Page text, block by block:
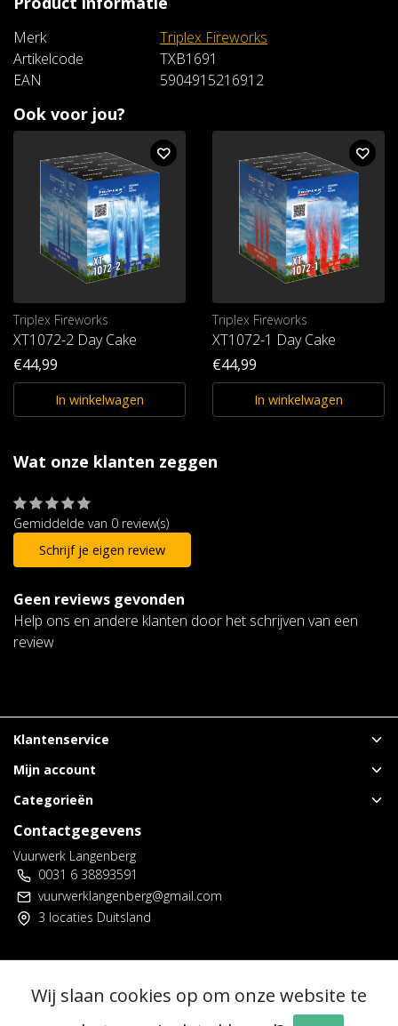
Merk
Triplex Fireworks
Artikelcode
TXB1691
EAN
5904915216912
Ook voor jou?
Triplex Fireworks
XT1072-2 Day Cake
€44,99
In winkelwagen
Triplex Fireworks
XT1072-1 Day Cake
€44,99
In winkelwagen
Wat onze klanten zeggen
Gemiddelde van 0 review(s)
Schrijf je eigen review
Geen reviews gevonden
Help ons en andere klanten door het schrijven van een
review
Klantenservice
Mijn account
Categorieën
Contactgegevens
Vuurwerk Langenberg
0031 6 38893591
vuurwerklangenberg@gmail.com
3 locaties Duitsland
Algemene voorwaarden |Voorverkoop spelregels|Privacy policy|
Wij slaan cookies op om onze website te